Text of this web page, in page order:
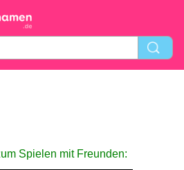
Spielen mit Freunden: